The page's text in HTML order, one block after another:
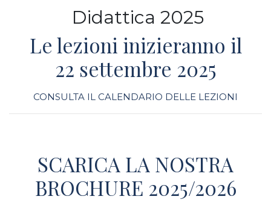
Didattica 2025
Le lezioni inizieranno il
22 settembre 2025
CONSULTA IL CALENDARIO DELLE LEZIONI
SCARICA LA NOSTRA
BROCHURE 2025/2026